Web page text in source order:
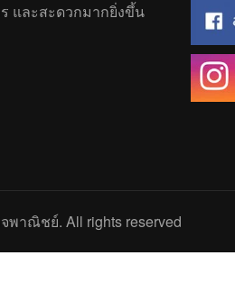
และสะดวกมากยิ่งขึ้น
พาณิชย์. All rights reserved